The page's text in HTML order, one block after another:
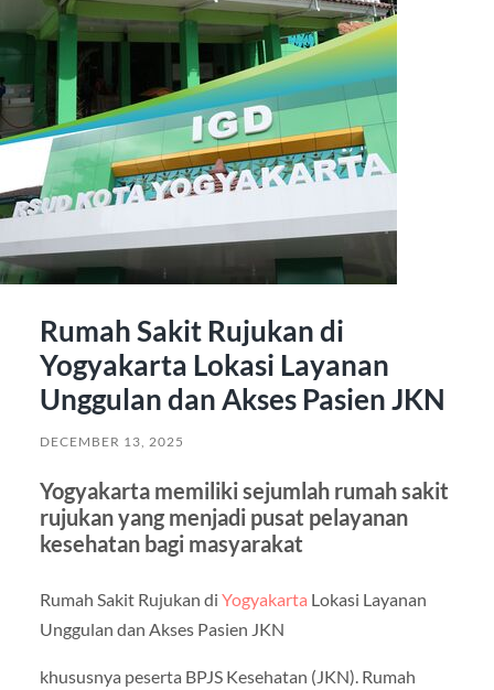
Rumah Sakit Rujukan di
Yogyakarta Lokasi Layanan
Unggulan dan Akses Pasien JKN
DECEMBER 13, 2025
Yogyakarta memiliki sejumlah rumah sakit
rujukan yang menjadi pusat pelayanan
kesehatan bagi masyarakat
Rumah Sakit Rujukan di Yogyakarta Lokasi Layanan
Unggulan dan Akses Pasien JKN
khususnya peserta BPJS Kesehatan (JKN). Rumah